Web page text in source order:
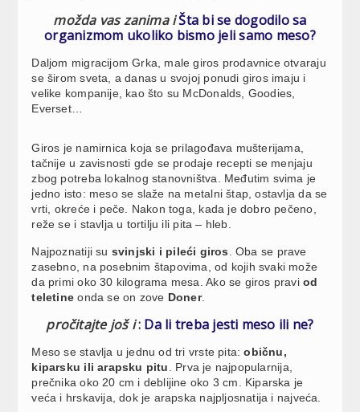
možda vas zanima iŠta bi se dogodilo sa
organizmom ukoliko bismo jeli samo meso?
Daljom migracijom Grka, male giros prodavnice otvaraju
se širom sveta, a danas u svojoj ponudi giros imaju i
velike kompanije, kao što su McDonalds, Goodies,
Everset…
Giros je namirnica koja se prilagođava mušterijama,
tačnije u zavisnosti gde se prodaje recepti se menjaju
zbog potreba lokalnog stanovništva. Međutim svima je
jedno isto: meso se slaže na metalni štap, ostavlja da se
vrti, okreće i peče. Nakon toga, kada je dobro pečeno,
reže se i stavlja u tortilju ili pita – hleb.
Najpoznatiji su svinjski i pileći giros
. Oba se prave
zasebno, na posebnim štapovima, od kojih svaki može
da primi oko 30 kilograma mesa. Ako se giros praviod
teletine onda se on zove Doner.
pročitajte još i: Da li treba jesti meso ili ne?
Meso se stavlja u jednu od tri vrste pita:običnu,
kiparsku ili arapsku pitu
. Prva je najpopularnija,
prečnika oko 20 cm i deblijine oko 3 cm. Kiparska je
veća i hrskavija, dok je arapska najpljosnatija i najveća.